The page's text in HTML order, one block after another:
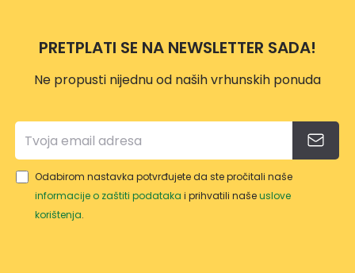
PRETPLATI SE NA NEWSLETTER SADA!
Ne propusti nijednu od naših vrhunskih ponuda
Odabirom nastavka potvrđujete da ste pročitali naše
informacije o zaštiti podataka i prihvatili našeuslove
korištenja.